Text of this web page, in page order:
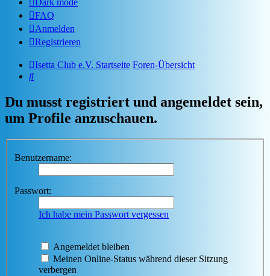
Dark mode
FAQ
Anmelden
Registrieren
Isetta Club e.V. Startseite Foren-Übersicht
Suche
Du musst registriert und angemeldet sein,
um Profile anzuschauen.
Benutzername:
Passwort:
Ich habe mein Passwort vergessen
Angemeldet bleiben
Meinen Online-Status während dieser Sitzung
verbergen